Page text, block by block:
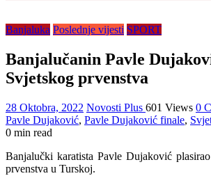
Banjaluka Poslednje vijesti SPORT
Banjalučanin Pavle
Svjetskog prvenstva
28 Oktobra, 2022 Novosti Plus 601 Views 0
Pavle Dujaković, Pavle Dujaković finale,
0 min read
Banjalučki karatista Pavle Dujaković
prvenstva u Turskoj.